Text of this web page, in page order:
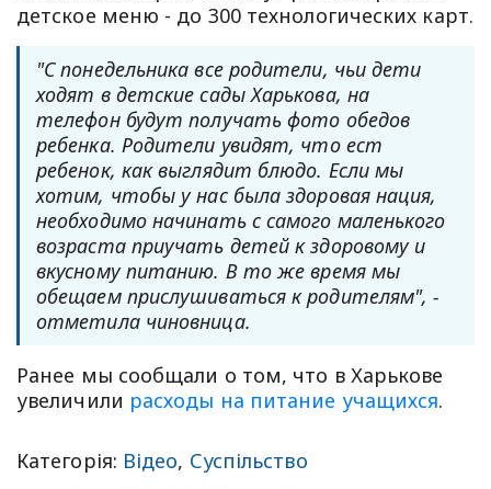
детское меню - до 300 технологических карт.
"С понедельника все родители, чьи дети
ходят в детские сады Харькова, на
телефон будут получать фото обедов
ребенка. Родители увидят, что ест
ребенок, как выглядит блюдо. Если мы
хотим, чтобы у нас была здоровая нация,
необходимо начинать с самого маленького
возраста приучать детей к здоровому и
вкусному питанию. В то же время мы
обещаем прислушиваться к родителям", -
отметила чиновница.
Ранее мы сообщали о том, что в Харькове
увеличили расходы на питание учащихся.
Категорія: Відео, Суспільство